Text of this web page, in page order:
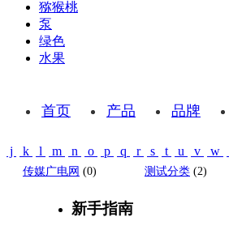
猕猴桃
泵
绿色
水果
首页 产品 品牌
j
k l m n o p q r s t u v w
传媒广电网 (0) 测试分类 (2)
新手指南